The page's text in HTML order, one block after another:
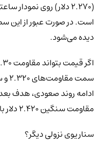
دیده می‌شود.
مقاومت سنگین ۲.۴۲۰ دلار باشد.
سناریوی نزولی دیگر؟